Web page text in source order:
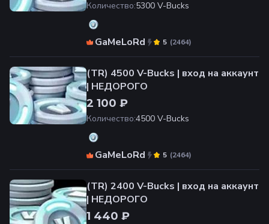
Количество:5300 V-Bucks
GaMeLoRd (2464)
5
(TR) 4500 V-Bucks | вход на аккаунт
| НЕДОРОГО
2 100 ₽
Количество:4500 V-Bucks
GaMeLoRd (2464)
5
(TR) 2400 V-Bucks | вход на аккаунт
| НЕДОРОГО
1 440 ₽